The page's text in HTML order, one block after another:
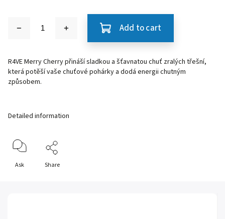
Add to cart
R4VE Merry Cherry přináší sladkou a šťavnatou chuť zralých třešní,
která potěší vaše chuťové pohárky a dodá energii chutným
způsobem.
Detailed information
Ask Share